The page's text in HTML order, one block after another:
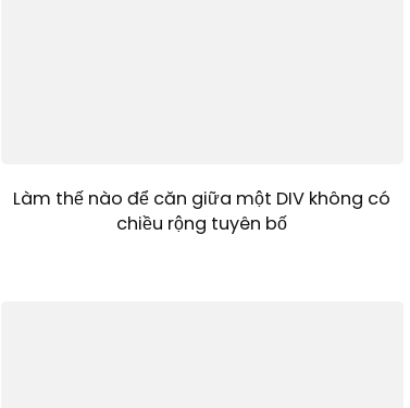
Làm thế nào để căn giữa một DIV không có
chiều rộng tuyên bố